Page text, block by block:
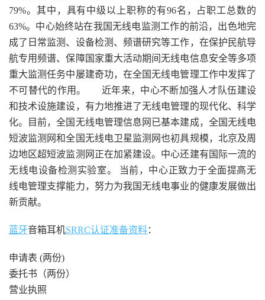
79%。其中，具有中级以上职称的有96名，占职工总数的
63%。中心始终站在我国无线电监测工作的前沿，出色地完
成了日常监测、设备检测、频谱研究等工作，在保护民航导
航专用频谱、保障国家重大活动期间无线电信息安全等多项
重大监测任务中屡建奇功，在全国无线电管理工作中发挥了
不可替代的作用。 近年来，中心不断加强人才队伍建设
和技术设施建设，有力地推进了无线电管理的现代化、科学
化。目前，全国无线电管理信息网已基本建成，全国无线电
短波监测网和全国无线电卫星监测网也初具规模，北京及周
边地区超短波监测网正在加紧建设。中心还建有国际一流的
无线电设备检测实验室。 当前，中心正致力于全面提高无
线电管理支撑能力，努力为我国无线电事业的健康发展做出
新贡献。
蓝牙音箱耳机SRRC认证准备资料：
申请表 (两份)
委托书（两份）
营业执照